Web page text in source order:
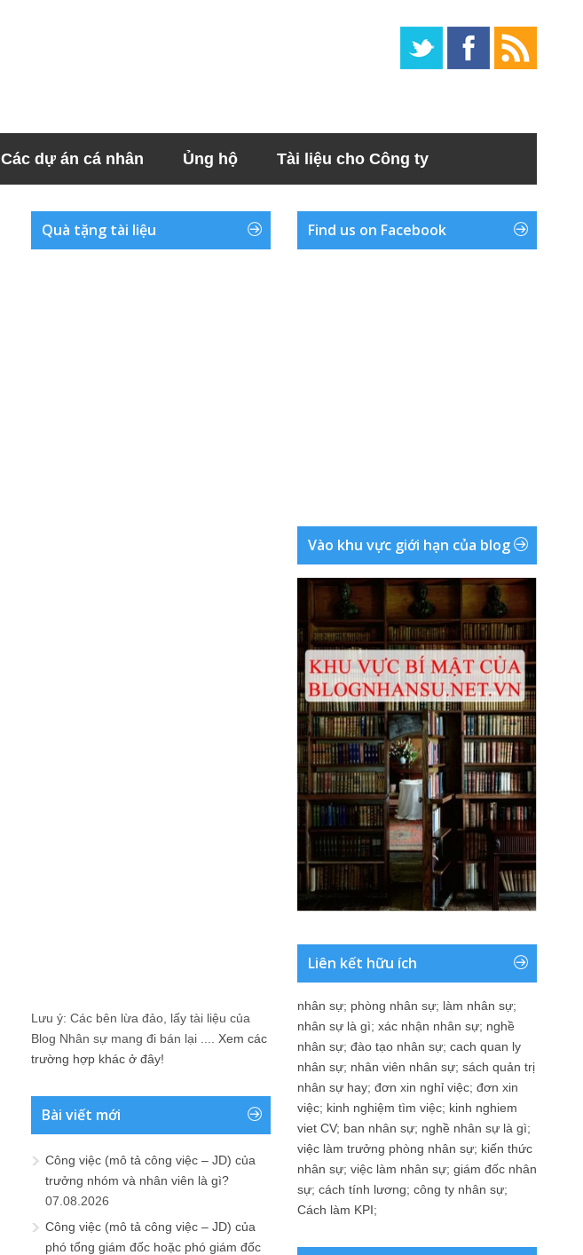
Các dự án cá nhân Ủng hộ Tài liệu cho Công ty
Quà tặng tài liệu
Lưu ý: Các bên lừa đảo, lấy tài liệu của
Blog Nhân sự mang đi bán lại .... Xem các
trường hợp khác ở đây!
Bài viết mới
Công việc (mô tả công việc – JD) của
trưởng nhóm và nhân viên là gì?
07.08.2026
Công việc (mô tả công việc – JD) của
phó tổng giám đốc hoặc phó giám đốc
Find us on Facebook
Vào khu vực giới hạn của blog
Liên kết hữu ích
nhân sự; phòng nhân sự; làm nhân sự;
nhân sự là gì; xác nhận nhân sự; nghề
nhân sự; đào tạo nhân sự; cach quan ly
nhân sự; nhân viên nhân sự; sách quản trị
nhân sự hay; đơn xin nghỉ việc; đơn xin
việc; kinh nghiệm tìm việc; kinh nghiem
viet CV; ban nhân sự; nghề nhân sự là gì;
việc làm trưởng phòng nhân sự; kiến thức
nhân sự; việc làm nhân sự; giám đốc nhân
sự; cách tính lương; công ty nhân sự;
Cách làm KPI;